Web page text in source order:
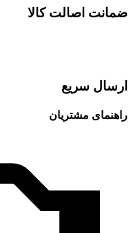
ضمانت اصالت کالا
ارسال سریع
راهنمای مشتریان